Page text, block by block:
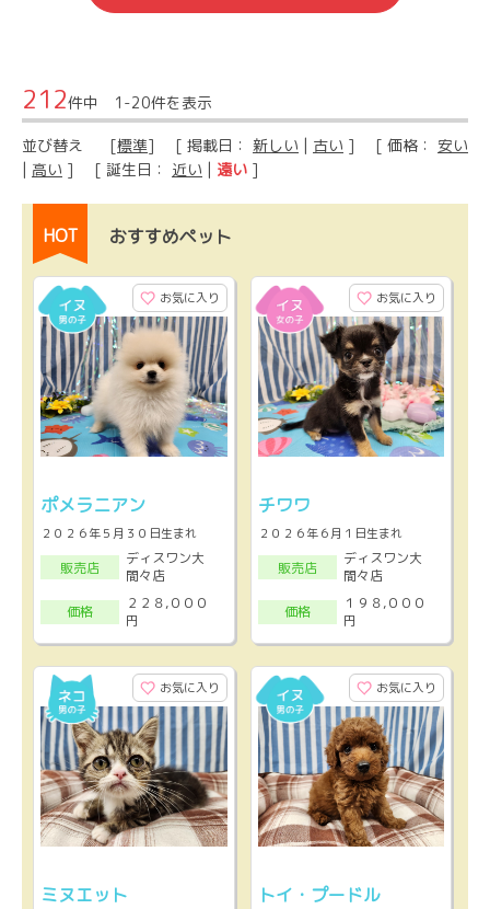
212件中 1-20件を表示
並び替え [標準] [ 掲載日： 新しい | 古い ] [ 価格： 安い
| 高い ] [ 誕生日： 近い | 遠い ]
HOT おすすめペット
お気に入り
ポメラニアン
２０２６年５月３０日生まれ
販売店
ディスワン大
間々店
価格
２２８,０００
円
お気に入り
チワワ
２０２６年６月１日生まれ
販売店
ディスワン大
間々店
価格
１９８,０００
円
お気に入り
ミヌエット
お気に入り
トイ・プードル